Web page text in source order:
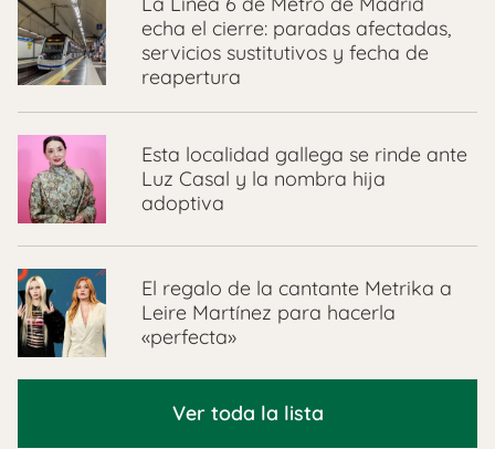
echa el cierre: paradas afectadas,
servicios sustitutivos y fecha de
reapertura
Esta localidad gallega se rinde ante
Luz Casal y la nombra hija
adoptiva
El regalo de la cantante Metrika a
Leire Martínez para hacerla
«perfecta»
Ver toda la lista